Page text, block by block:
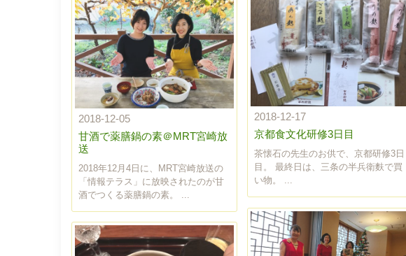
2018-12-05
甘酒で薬膳鍋の素＠MRT宮崎放
送
2018年12月4日に、MRT宮崎放送の
「情報テラス」に放映されたのが甘
酒でつくる薬膳鍋の素。 ...
2018-12-17
京都食文化研修3日目
茶懐石の先生のお供で、京都研修3日
目。 最終日は、三条の半兵衛麩で買
い物。 ...